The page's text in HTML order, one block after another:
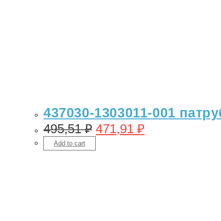
437030-1303011-001
495,51₽ 471,91 ₽
Add to cart